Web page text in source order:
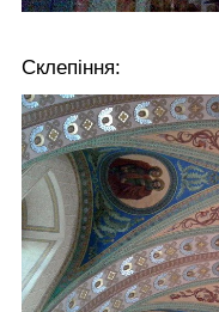
Склепіння: